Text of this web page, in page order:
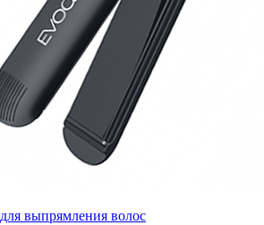
выпрямления волос